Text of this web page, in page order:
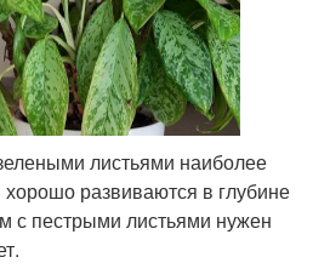
листьями наиболее
развиваются в глубине
с пестрыми листьями нужен